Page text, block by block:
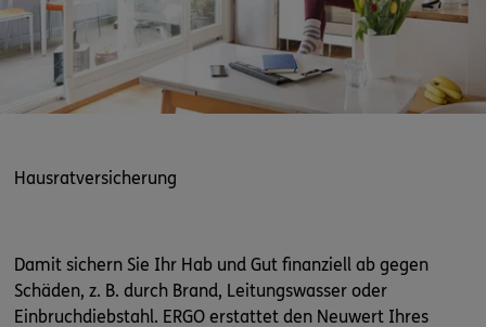
Hausratversicherung
Damit sichern Sie Ihr Hab und Gut finanziell ab gegen
Schäden, z. B. durch Brand, Leitungswasser oder
Einbruchdiebstahl. ERGO erstattet den Neuwert Ihres